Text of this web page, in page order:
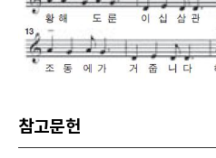
참고문헌